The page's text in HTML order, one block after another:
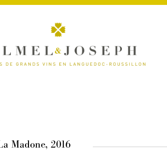
Madone, 2016